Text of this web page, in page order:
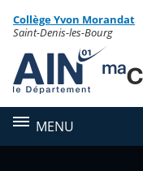
Menu de la rubrique
Contenu
Collège Yvon Morandat
Saint-Denis-les-Bourg
MENU